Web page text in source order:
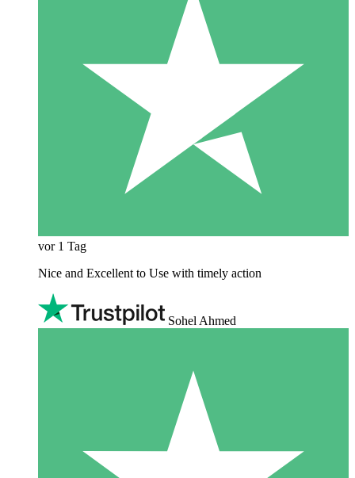
vor 1 Tag
Nice and Excellent to Use with timely action
Sohel Ahmed